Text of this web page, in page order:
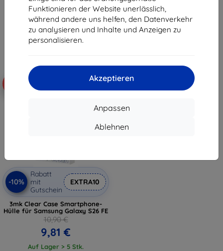
Funktionieren der Website unerlässlich,
während andere uns helfen, den Datenverkehr
zu analysieren und Inhalte und Anzeigen zu
personalisieren.
Akzeptieren
Anpassen
Ablehnen
9,81 €
Auf Lager > 5 Stk.
10,71 €
Auf Lager > 5 Stk.
-10%
Rabatt
mit
Gutschein
EXTRA10
3mk Clear Case Smartphone-
Hülle für Samsung Galaxy S26 FE
10,90 €
9,81 €
Auf Lager > 5 Stk.